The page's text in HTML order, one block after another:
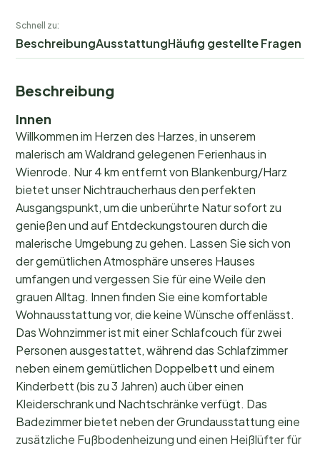
Schnell zu:
BeschreibungAusstattungHäufig gestellte Fragen
Beschreibung
Innen
Willkommen im Herzen des Harzes, in unserem
malerisch am Waldrand gelegenen Ferienhaus in
Wienrode. Nur 4 km entfernt von Blankenburg/Harz
bietet unser Nichtraucherhaus den perfekten
Ausgangspunkt, um die unberührte Natur sofort zu
genießen und auf Entdeckungstouren durch die
malerische Umgebung zu gehen. Lassen Sie sich von
der gemütlichen Atmosphäre unseres Hauses
umfangen und vergessen Sie für eine Weile den
grauen Alltag. Innen finden Sie eine komfortable
Wohnausstattung vor, die keine Wünsche offenlässt.
Das Wohnzimmer ist mit einer Schlafcouch für zwei
Personen ausgestattet, während das Schlafzimmer
neben einem gemütlichen Doppelbett und einem
Kinderbett (bis zu 3 Jahren) auch über einen
Kleiderschrank und Nachtschränke verfügt. Das
Badezimmer bietet neben der Grundausstattung eine
zusätzliche Fußbodenheizung und einen Heißlüfter für